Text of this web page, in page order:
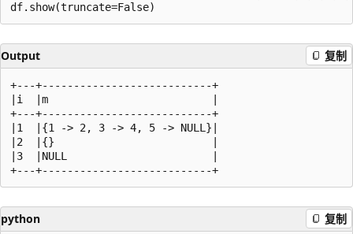
Output 复制
+---+---------------------------+
|i  |m                          |
+---+---------------------------+
|1  |{1 -> 2, 3 -> 4, 5 -> NULL}|
|2  |{}                         |
|3  |NULL                       |
python 复制